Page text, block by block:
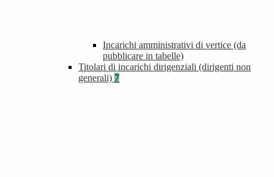
Incarichi amministrativi di vertice (da
pubblicare in tabelle)
Titolari di incarichi dirigenziali (dirigenti non
generali) 7